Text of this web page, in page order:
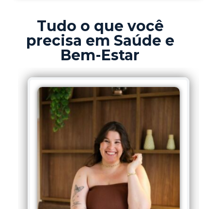
Tudo o que você
precisa em Saúde e
Bem-Estar